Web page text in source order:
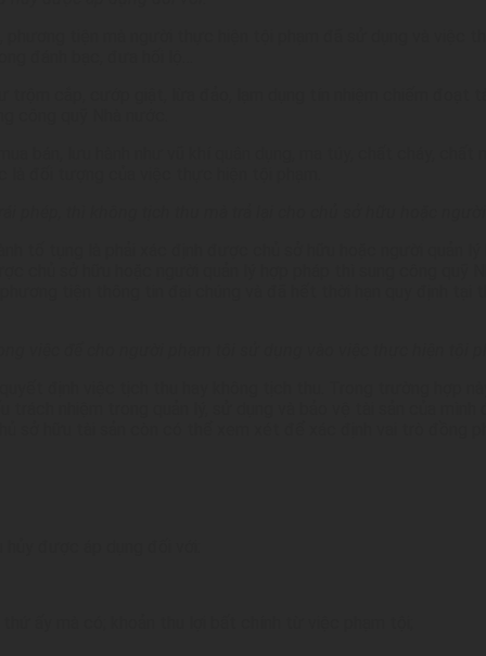
tiện mà người thực hiện tội phạm đã sử dụng và việc
đánh bạc, đưa hối lộ…
cắp, cướp giật, lừa đảo, lạm dụng tín nhiệm chiếm đoạt
công quỹ Nhà nước.
bán, lưu hành như vũ khí quân dụng, ma túy, chất cháy,
là đối tượng của việc thực hiện tội phạm.
tố tụng là phải xác định được chủ sở hữu hoặc người quản
chủ sở hữu hoặc người quản lý hợp pháp thì sung công quỹ
tiện thông tin đại chúng và đã hết thời hạn quy định tại
việc để cho người phạm tội sử dụng vào việc thực hiện tội
nhiệm trong quản lý, sử dụng và bảo vệ tài sản của
sở hữu tài sản còn có thể xem xét để xác định vai trò đồng
được áp dụng đối với: